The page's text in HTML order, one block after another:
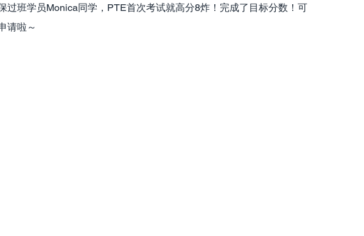
过班学员Monica同学，PTE首次考试就高分8炸！完成了目标分数！可
请啦～